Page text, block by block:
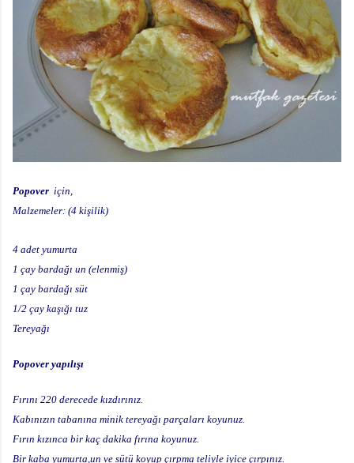
Popover için,
Malzemeler: (4 kişilik)
4 adet yumurta
1 çay bardağı un (elenmiş)
1 çay bardağı süt
1/2 çay kaşığı tuz
Tereyağı
Popover yapılışı
Fırını 220 derecede kızdırınız.
Kabınızın tabanına minik tereyağı parçaları koyunuz.
Fırın kızınca bir kaç dakika fırına koyunuz.
Bir kaba yumurta,un ve sütü koyup çırpma teliyle iyice çırpınız.